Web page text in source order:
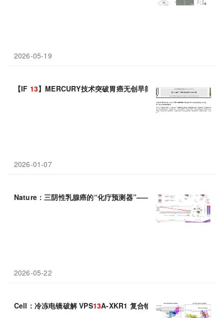
2026-05-19
【IF 13】MERCURY技术突破胃癌无创早筛难题，AUC 0.912！
2026-01-07
Nature：三阴性乳腺癌的“化疗预测器”—— 13个基因如何帮医生
2026-05-22
Cell：冷冻电镜破解 VPS13A-XKR1 复合物结构，脂质“抄近道”